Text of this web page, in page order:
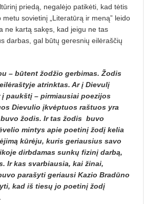
priedą, nega­lėjo patikėti, kad tėtis
sovietinį „Literatūrą ir meną” leido
ne kartą sakęs, kad jeigu ne tas
darbas, gal būtų geresnių eilėraščių
– bū­tent žodžio gerbimas. Žodis
at­rinktas. Ar į Dievulį
į paukštį – pirmiausiai poezijos
Dievulio įkvėptuos raštuos yra
žodis. Ir tas žodis buvo
mintys apie poetinį žodį kelia
kūrėju, kuris geriausius savo
dirbda­mas sunkų fizinį darbą,
Ir kas svarbiausia, kai žinai,
parašyti geriausi Kazio Bradū­no
kad iš tiesų jo poetinį žodį